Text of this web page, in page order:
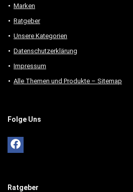
Marken
Ratgeber
Unsere Kategorien
Datenschutzerklärung
Impressum
Alle Themen und Produkte – Sitemap
Folge Uns
Ratgeber